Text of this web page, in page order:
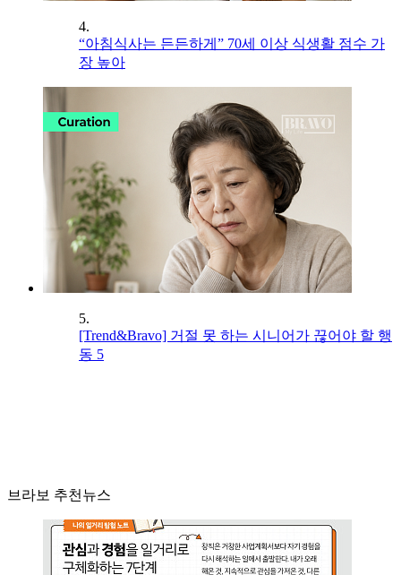
4.
“아침식사는 든든하게” 70세 이상 식생활 점수 가
장 높아
5.
[Trend&Bravo] 거절 못 하는 시니어가 끊어야 할 행
동 5
브라보 추천뉴스